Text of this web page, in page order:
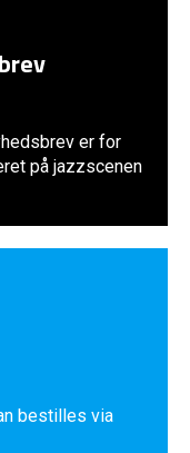
er for
på jazzscenen
bestilles via